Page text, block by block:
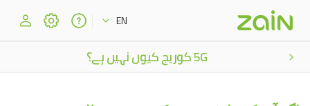
EN
5G کوریج کیوں نہیں ہے؟